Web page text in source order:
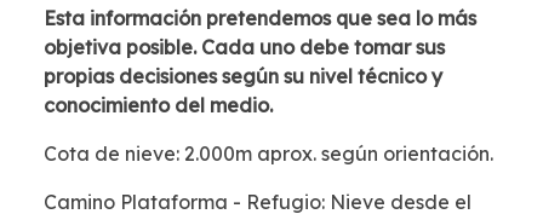
Esta información pretendemos que sea lo más
objetiva posible. Cada uno debe tomar sus
propias decisiones según su nivel técnico y
conocimiento del medio.
Cota de nieve: 2.000m aprox. según orientación.
Camino Plataforma - Refugio: Nieve desde el